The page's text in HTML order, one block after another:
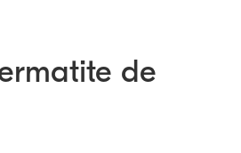
de